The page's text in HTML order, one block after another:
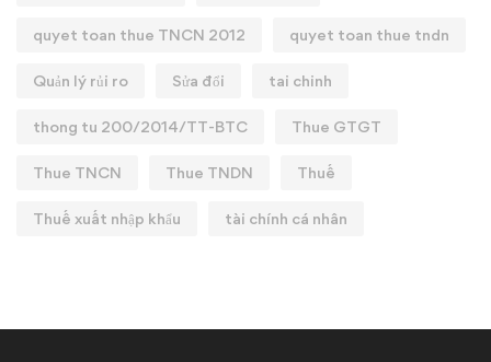
quyet toan thue TNCN 2012 quyet toan thue tndn
Quản lý rủi ro Sửa đổi tai chinh
thong tu 200/2014/TT-BTC Thue GTGT
Thue TNCN Thue TNDN Thuế
Thuế xuất nhập khẩu tài chính cá nhân